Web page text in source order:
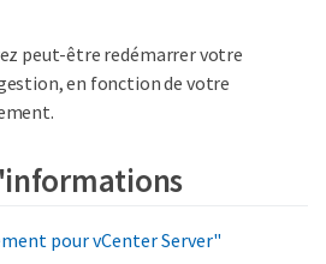
peut-être redémarrer votre
en fonction de votre
pour vCenter Server"